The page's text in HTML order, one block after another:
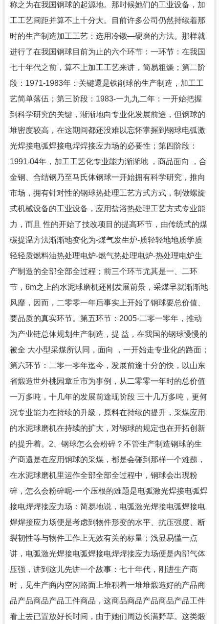
称之为在我国钢球的起源地。那时候她们的工业设备，加
工工艺间距并算不上十分大。目前许多公司仍然持续着那
时的生产制造加工工艺：选用冷镦—硬磨的方法。那样就
进行了在我国钢球目前为止的六个环节：一环节：在我国
七十年代之前，算不上加工工艺来讲，简易粗燥；第二阶
段：1971-1983年：关键還是铁削球的生产制造，加工工
艺简单落伍；第三阶段：1983-一九九二年：一开始把握
到科学研究的关键，渐渐地向专业化发展前途，但钢球的
堆密度较高，在这期间都还没难以忘怀掌握到钢球电弧激
光焊接电弧焊接电焊焊接应力场的必要性；第四阶段：
1991-04年，加工工艺化专业能力渐渐地 ，商品面向 ，合
金钢、合结钢乃至马氏体钢球一开始拥有科学研究，推向
市场，拥有针对性的钢球热处理工艺方式方式，制做螺旋
式机械设备的工业设备，应用盐浴热处理工艺方式专业能
力，而且 性的开始了技改项目的提高环节，由传统式的煤
碳提温方法渐渐地变化为-煤气发生炉-质轻轻地地质学质
轻轻质燃料油热处理电炉-燃气热处理电炉-热处理电炉生
产制造的全部全部全过程；前三个环节尤其是一、二环
节，6m之上的水泥球磨机还刚发展前景，采煤早就渐渐地
风靡，因而，二零零一年后事实上开始了钢球要总价值、
要品质的真实环节。第五环节：2005-二零一零年，推动
为产业链总体规划生产制造，提 益，在我国的钢球慢慢的
被全 大小型采煤所认同，面向 ，一开始走专业化的路面；
第六环节：二零一零年迄今，发展前途十分的快，以山东
省煅造世外桃园章丘市为事例，从二零零一年时的总价值
一万多吨，十几年的发展前途现阶段 三十几万多吨，更何
况专业能力在持续的升級，原料在持续的提升，采煤应用
的水泥球磨机在持续的扩大，对钢球的规定也在开拓创新
的提升着。2、钢球怎么会粉碎？不管生产制造钢球的生
产商還是在应用钢球的采煤，都是会碰到那样一个难题，
在水泥球磨机里运作全部全部全过程中，钢球会出現粉
碎，怎么会粉碎呢-一个压根的难题是电弧激光焊接电弧焊
接电焊焊接应力场：简易地说，电弧激光焊接电弧焊接电
焊焊接应力场便是考虑到物件形变的水平、抗压强度、断
裂韧性等与物件工作上无效有关的标量；浅显易懂一点
讲，电弧激光焊接电弧焊接电焊焊接应力场便是內部气体
压强，讲到这儿先讲一个故事：七十年代，刚进生产商
时，见生产商内空闲路面上堆积着一堆堆煅造好的产品商
品产品商品产品工件商品，这商品商品产品商品产品工件
看上去已置放好长时间，由于她们周边长满野草。这类煅